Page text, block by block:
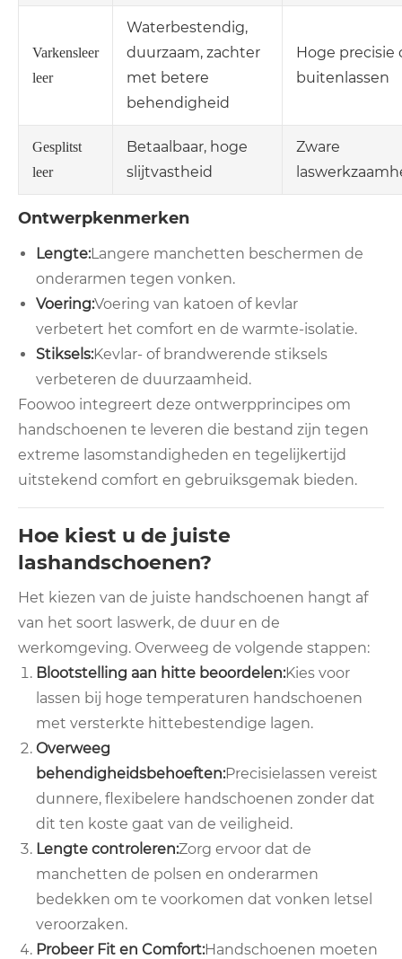
Varkensleer
leer
Waterbestendig,
duurzaam, zachter
met betere
behendigheid
Hoge precisie
buitenlassen
Gesplitst
leer
Betaalbaar, hoge
slijtvastheid
Zware
Ontwerpkenmerken
Lengte:Langere manchetten beschermen de
onderarmen tegen vonken.
Voering:Voering van katoen of kevlar
verbetert het comfort en de warmte-isolatie.
Stiksels:Kevlar- of brandwerende stiksels
verbeteren de duurzaamheid.
Foowoo integreert deze ontwerpprincipes om
handschoenen te leveren die bestand zijn tegen
extreme lasomstandigheden en tegelijkertijd
uitstekend comfort en gebruiksgemak bieden.
Hoe kiest u de juiste
lashandschoenen?
Het kiezen van de juiste handschoenen hangt af
van het soort laswerk, de duur en de
werkomgeving. Overweeg de volgende stappen:
Blootstelling aan hitte beoordelen:Kies voor
lassen bij hoge temperaturen handschoenen
met versterkte hittebestendige lagen.
Overweeg
behendigheidsbehoeften:Precisielassen vereist
dunnere, flexibelere handschoenen zonder dat
dit ten koste gaat van de veiligheid.
Lengte controleren:Zorg ervoor dat de
manchetten de polsen en onderarmen
bedekken om te voorkomen dat vonken letsel
veroorzaken.
Probeer Fit en Comfort:Handschoenen moeten